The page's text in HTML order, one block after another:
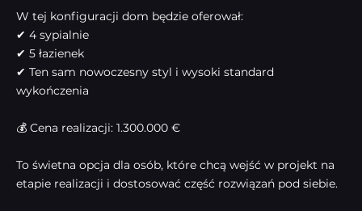
W tej konfiguracji dom będzie oferował:
✔ 4 sypialnie
✔ 5 łazienek
✔ Ten sam nowoczesny styl i wysoki standard
wykończenia
💰 Cena realizacji: 1.300.000 €
To świetna opcja dla osób, które chcą wejść w projekt na
etapie realizacji i dostosować część rozwiązań pod siebie.